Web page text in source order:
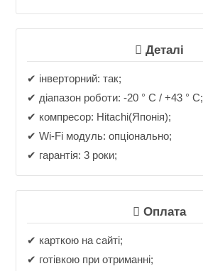
Деталі
✔ інверторний: так;
✔ діапазон роботи: -20 ° C / +43 ° C;
✔ компресор: Hitachi(Японія);
✔ Wi-Fi модуль: опціонально;
✔ гарантія: 3 роки;
Оплата
✔ карткою на сайті;
✔ готівкою при отриманні;